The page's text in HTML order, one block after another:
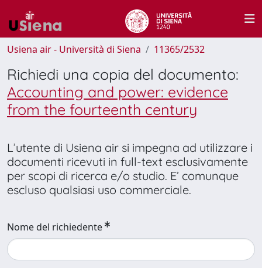
Usiena air - Università di Siena 11365/2532
Richiedi una copia del documento:
Accounting and power: evidence
from the fourteenth century
L’utente di Usiena air si impegna ad utilizzare i
documenti ricevuti in full-text esclusivamente
per scopi di ricerca e/o studio. E’ comunque
escluso qualsiasi uso commerciale.
Nome del richiedente